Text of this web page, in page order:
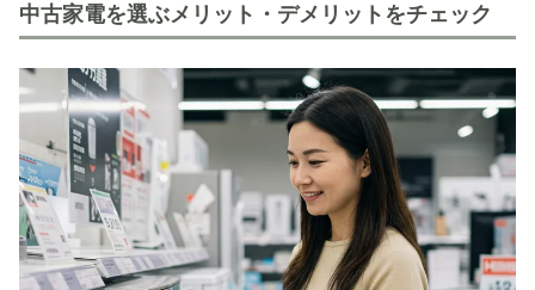
中古家電を選ぶメリット・デメリットをチェック